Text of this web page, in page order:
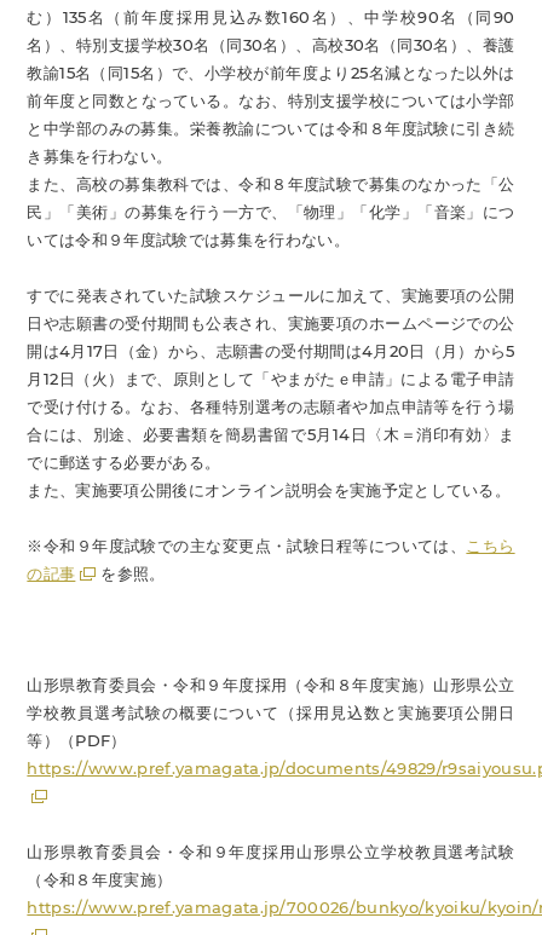
む）135名（前年度採用見込み数160名）、中学校90名（同90
名）、特別支援学校30名（同30名）、高校30名（同30名）、養護
教諭15名（同15名）で、小学校が前年度より25名減となった以外は
前年度と同数となっている。なお、特別支援学校については小学部
と中学部のみの募集。栄養教諭については令和８年度試験に引き続
き募集を行わない。
また、高校の募集教科では、令和８年度試験で募集のなかった「公
民」「美術」の募集を行う一方で、「物理」「化学」「音楽」につ
いては令和９年度試験では募集を行わない。
すでに発表されていた試験スケジュールに加えて、実施要項の公開
日や志願書の受付期間も公表され、実施要項のホームページでの公
開は4月17日（金）から、志願書の受付期間は4月20日（月）から5
月12日（火）まで、原則として「やまがたｅ申請」による電子申請
で受け付ける。なお、各種特別選考の志願者や加点申請等を行う場
合には、別途、必要書類を簡易書留で5月14日〈木＝消印有効〉ま
でに郵送する必要がある。
また、実施要項公開後にオンライン説明会を実施予定としている。
※令和９年度試験での主な変更点・試験日程等については、
こちら
の記事
を参照。
山形県教育委員会・令和９年度採用（令和８年度実施）山形県公立
学校教員選考試験の概要について（採用見込数と実施要項公開日
等）（PDF）
https://www.pref.yamagata.jp/documents/49829/
山形県教育委員会・令和９年度採用山形県公立学校教員選考試験
（令和８年度実施）
https://www.pref.yamagata.jp/700026/bunkyo/kyoiku/kyoin/